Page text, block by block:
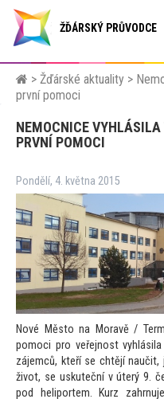
ŽĎÁRSKÝ PRŮVODCE
> Žďárské aktuality >
první pomoci
NEMOCNICE
PRVNÍ POMOCI
Pondělí, 4. května 2015
Nové Město na Moravě /
pomoci pro veřejnost
zájemců, kteří se chtějí naučit,
život, se uskuteční v úterý 9.
pod heliportem. Kurz